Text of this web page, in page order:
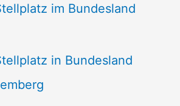
im Bundesland
in Bundesland